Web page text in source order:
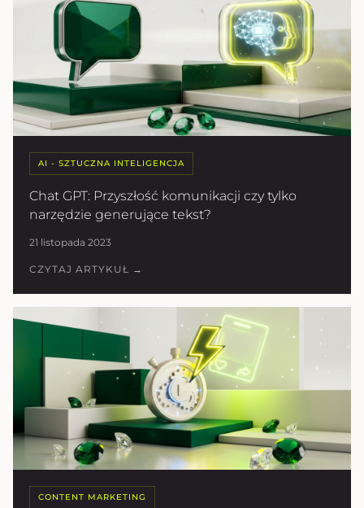
AI - SZTUCZNA INTELIGENCJA
Chat GPT: Przyszłość komunikacji czy tylko
narzędzie generujące tekst?
21 listopada 2023
CZYTAJ ARTYKUŁ →
CONTENT MARKETING